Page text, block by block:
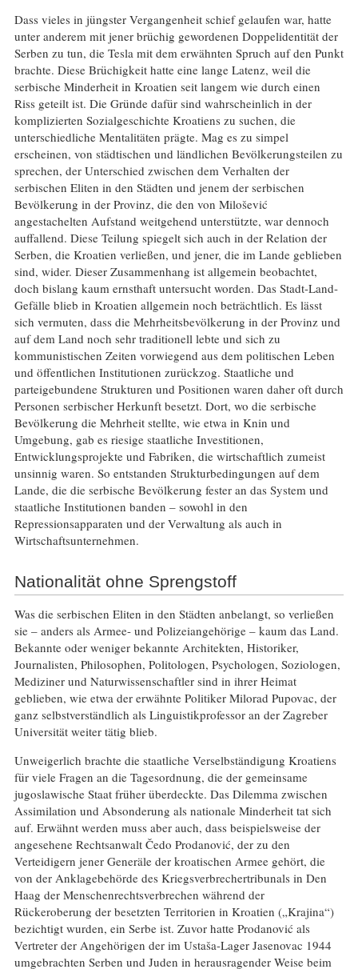
Dass vieles in jüngster Vergangenheit schief gelaufen war, hatte
unter anderem mit jener brüchig gewordenen Doppelidentität der
Serben zu tun, die Tesla mit dem erwähnten Spruch auf den Punkt
brachte. Diese Brüchigkeit hatte eine lange Latenz, weil die
serbische Minderheit in Kroatien seit langem wie durch einen
Riss geteilt ist. Die Gründe dafür sind wahrscheinlich in der
komplizierten Sozialgeschichte Kroatiens zu suchen, die
unterschiedliche Mentalitäten prägte. Mag es zu simpel
erscheinen, von städtischen und ländlichen Bevölkerungsteilen zu
sprechen, der Unterschied zwischen dem Verhalten der
serbischen Eliten in den Städten und jenem der serbischen
Bevölkerung in der Provinz, die den von Milošević
angestachelten Aufstand weitgehend unterstützte, war dennoch
auffallend. Diese Teilung spiegelt sich auch in der Relation der
Serben, die Kroatien verließen, und jener, die im Lande geblieben
sind, wider. Dieser Zusammenhang ist allgemein beobachtet,
doch bislang kaum ernsthaft untersucht worden. Das Stadt-Land-
Gefälle blieb in Kroatien allgemein noch beträchtlich. Es lässt
sich vermuten, dass die Mehrheitsbevölkerung in der Provinz und
auf dem Land noch sehr traditionell lebte und sich zu
kommunistischen Zeiten vorwiegend aus dem politischen Leben
und öffentlichen Institutionen zurückzog. Staatliche und
parteigebundene Strukturen und Positionen waren daher oft durch
Personen serbischer Herkunft besetzt. Dort, wo die serbische
Bevölkerung die Mehrheit stellte, wie etwa in Knin und
Umgebung, gab es riesige staatliche Investitionen,
Entwicklungsprojekte und Fabriken, die wirtschaftlich zumeist
unsinnig waren. So entstanden Strukturbedingungen auf dem
Lande, die die serbische Bevölkerung fester an das System und
staatliche Institutionen banden – sowohl in den
Repressionsapparaten und der Verwaltung als auch in
Wirtschaftsunternehmen.
Nationalität ohne Sprengstoff
Was die serbischen Eliten in den Städten anbelangt, so verließen
sie – anders als Armee- und Polizeiangehörige – kaum das Land.
Bekannte oder weniger bekannte Architekten, Historiker,
Journalisten, Philosophen, Politologen, Psychologen, Soziologen,
Mediziner und Naturwissenschaftler sind in ihrer Heimat
geblieben, wie etwa der erwähnte Politiker Milorad Pupovac, der
ganz selbstverständlich als Linguistikprofessor an der Zagreber
Universität weiter tätig blieb.
Unweigerlich brachte die staatliche Verselbständigung Kroatiens
für viele Fragen an die Tagesordnung, die der gemeinsame
jugoslawische Staat früher überdeckte. Das Dilemma zwischen
Assimilation und Absonderung als nationale Minderheit tat sich
auf. Erwähnt werden muss aber auch, dass beispielsweise der
angesehene Rechtsanwalt Čedo Prodanović, der zu den
Verteidigern jener Generäle der kroatischen Armee gehört, die
von der Anklagebehörde des Kriegsverbrechertribunals in Den
Haag der Menschenrechtsverbrechen während der
Rückeroberung der besetzten Territorien in Kroatien („Krajina“)
bezichtigt wurden, ein Serbe ist. Zuvor hatte Prodanović als
Vertreter der Angehörigen der im Ustaša-Lager Jasenovac 1944
umgebrachten Serben und Juden in herausragender Weise beim